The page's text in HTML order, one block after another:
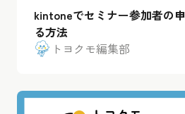
kintoneでセミナー参加者の
る方法
トヨクモ編集部